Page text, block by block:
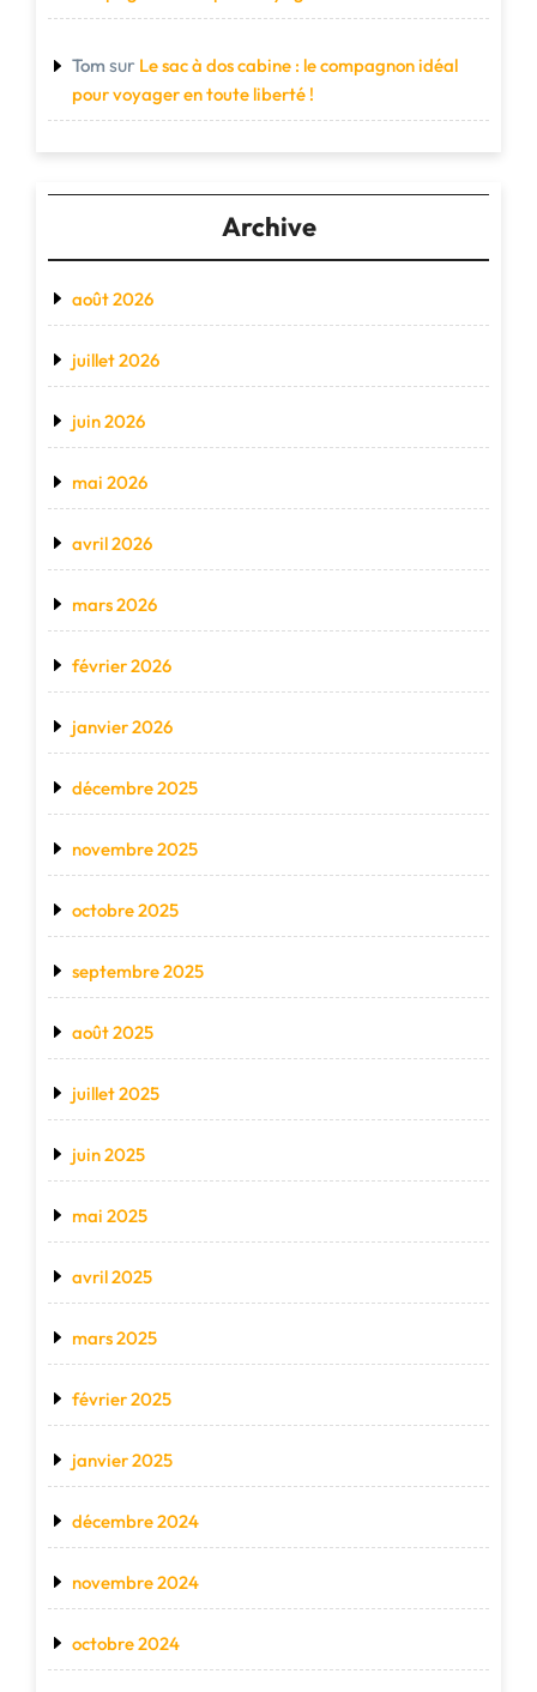
Tom sur Le sac à dos cabine : le compagnon idéal
pour voyager en toute liberté !
Archive
août 2026
juillet 2026
juin 2026
mai 2026
avril 2026
mars 2026
février 2026
janvier 2026
décembre 2025
novembre 2025
octobre 2025
septembre 2025
août 2025
juillet 2025
juin 2025
mai 2025
avril 2025
mars 2025
février 2025
janvier 2025
décembre 2024
novembre 2024
octobre 2024